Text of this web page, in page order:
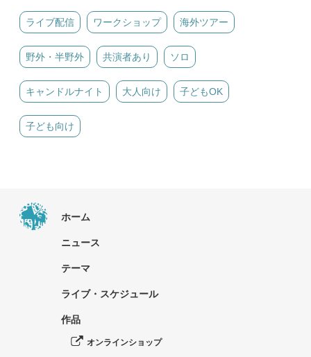
ライブ配信 ワークショップ 海外ツアー
野外・半野外 共演者あり ソロ
キャンドルナイト 大人向け 子どもOK
子ども向け
ホーム
ニュース
テーマ
ライブ・スケジュール
作品
オンラインショップ